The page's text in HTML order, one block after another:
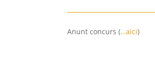
Anunt concurs (…aici)